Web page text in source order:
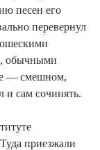
песен его
перевернул
обычными
— смешном,
и сам сочинять.
приезжали